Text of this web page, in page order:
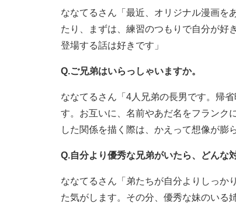
ななてるさん「最近、オリジナル漫画を
たり、まずは、練習のつもりで自分が好
登場する話は好きです」
Q.ご兄弟はいらっしゃいますか。
ななてるさん「4人兄弟の長男です。帰
す。お互いに、名前やあだ名をフランク
した関係を描く際は、かえって想像が膨
Q.自分より優秀な兄弟がいたら、どんな
ななてるさん「弟たちが自分よりしっか
た気がします。その分、優秀な妹のいる